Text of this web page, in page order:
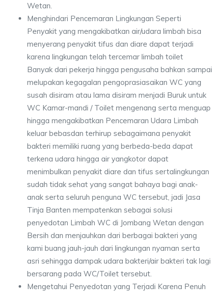
Wetan.
Menghindari Pencemaran Lingkungan Seperti
Penyakit yang mengakibatkan air/udara limbah bisa
menyerang penyakit tifus dan diare dapat terjadi
karena lingkungan telah tercemar limbah toilet
Banyak dari pekerja hingga pengusaha bahkan sampai
melupakan kegagalan pengoprasiasaikan WC yang
susah disiram atau lama disiram menjadi Buruk untuk
WC Kamar-mandi / Toilet mengenang serta menguap
hingga mengakibatkan Pencemaran Udara Limbah
keluar bebasdan terhirup sebagaimana penyakit
bakteri memiliki ruang yang berbeda-beda dapat
terkena udara hingga air yangkotor dapat
menimbulkan penyakit diare dan tifus sertalingkungan
sudah tidak sehat yang sangat bahaya bagi anak-
anak serta seluruh penguna WC tersebut, jadi Jasa
Tinja Banten mempatenkan sebagai solusi
penyedotan Limbah WC di Jombang Wetan dengan
Bersih dan menjauhkan dari berbagai bakteri yang
kami buang jauh-jauh dari lingkungan nyaman serta
asri sehingga dampak udara bakteri/air bakteri tak lagi
bersarang pada WC/Toilet tersebut.
Mengetahui Penyedotan yang Terjadi Karena Penuh